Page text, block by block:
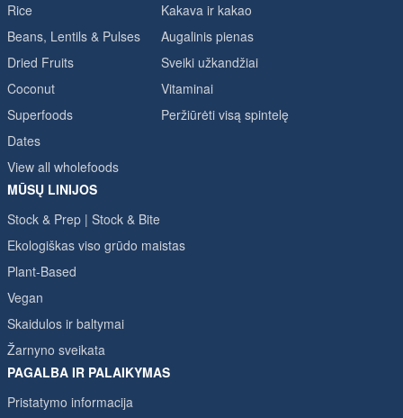
Rice
Beans, Lentils & Pulses
Dried Fruits
Coconut
Superfoods
Dates
View all wholefoods
Kakava ir kakao
Augalinis pienas
Sveiki užkandžiai
Vitaminai
Peržiūrėti visą spintelę
MŪSŲ LINIJOS
Stock & Prep | Stock & Bite
Ekologiškas viso grūdo maistas
Plant-Based
Vegan
Skaidulos ir baltymai
Žarnyno sveikata
PAGALBA IR PALAIKYMAS
Pristatymo informacija